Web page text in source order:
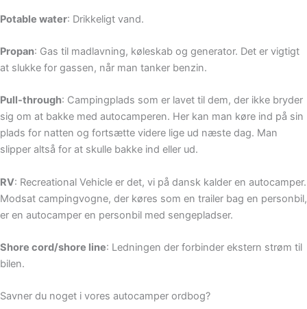
Potable water: Drikkeligt vand.
Propan: Gas til madlavning, køleskab og generator. Det er vigtigt
at slukke for gassen, når man tanker benzin.
Pull-through: Campingplads som er lavet til dem, der ikke bryder
sig om at bakke med autocamperen. Her kan man køre ind på sin
plads for natten og fortsætte videre lige ud næste dag. Man
slipper altså for at skulle bakke ind eller ud.
RV: Recreational Vehicle er det, vi på dansk kalder en autocamper.
Modsat campingvogne, der køres som en trailer bag en personbil,
er en autocamper en personbil med sengepladser.
Shore cord/shore line: Ledningen der forbinder ekstern strøm til
bilen.
Savner du noget i vores autocamper ordbog?